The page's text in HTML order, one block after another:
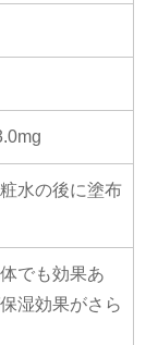
水の後に塗布
でも効果あ
湿効果がさら